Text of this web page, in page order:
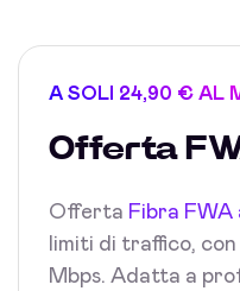
A SOLI 24,90 € AL
Offerta
Offerta Fibra FWA
limiti di traffico,
Mbps. Adatta a